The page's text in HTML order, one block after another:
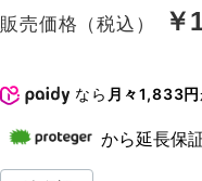
販売価格（税込） ￥
なら 月々1,833円